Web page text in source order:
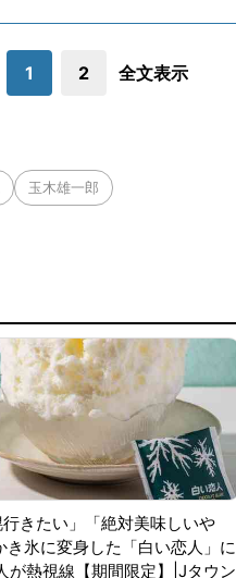
1 2 全文表示
玉木雄一郎
行きたい」「絶対美味しいや
き氷に変身した「白い恋人」に
が熱視線【期間限定】|Jタウン